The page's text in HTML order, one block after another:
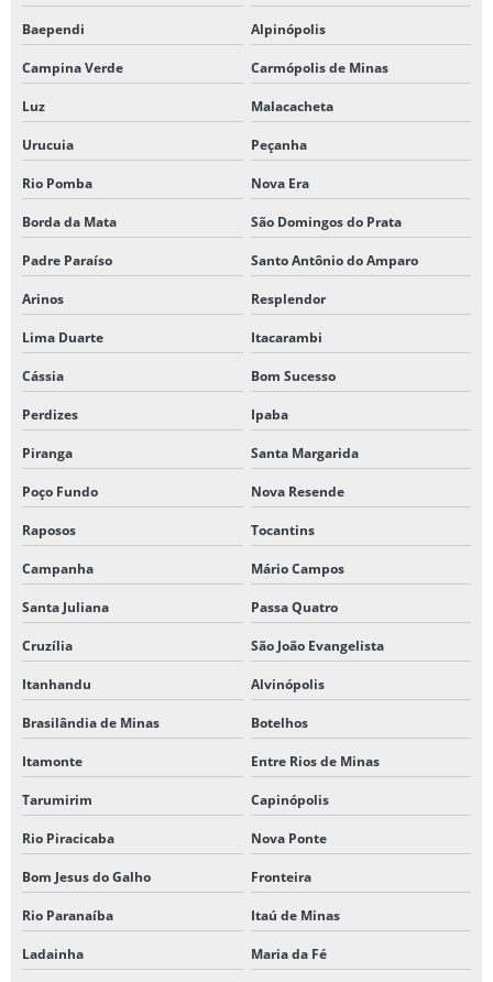
Baependi Alpinópolis
Campina Verde Carmópolis de Minas
Luz Malacacheta
Urucuia Peçanha
Rio Pomba Nova Era
Borda da Mata São Domingos do Prata
Padre Paraíso Santo Antônio do Amparo
Arinos Resplendor
Lima Duarte Itacarambi
Cássia Bom Sucesso
Perdizes Ipaba
Piranga Santa Margarida
Poço Fundo Nova Resende
Raposos Tocantins
Campanha Mário Campos
Santa Juliana Passa Quatro
Cruzília São João Evangelista
Itanhandu Alvinópolis
Brasilândia de Minas Botelhos
Itamonte Entre Rios de Minas
Tarumirim Capinópolis
Rio Piracicaba Nova Ponte
Bom Jesus do Galho Fronteira
Rio Paranaíba Itaú de Minas
Ladainha Maria da Fé